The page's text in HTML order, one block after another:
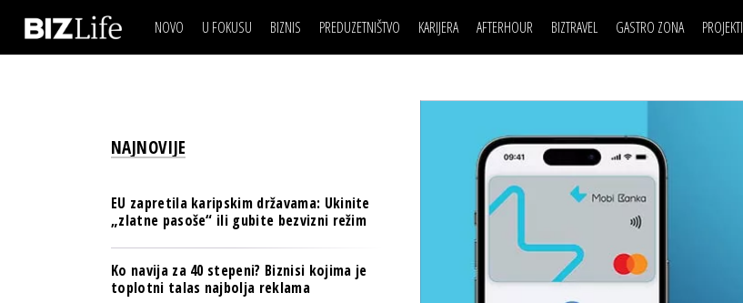
NOVO U FOKUSU BIZNIS
BANKE
OSIGURANJE
TECH I AI
PREDUZETNIŠTVO KARIJERA
MOJ UGAO
USAVRŠAVANJE
KNOW-HOW
AFTERHOUR
AUTO SVET
STIL
WELLBEING
BIZTRAVEL GASTRO ZONA PROJEKTI
30 ISPOD 30
BACK TO OFFICE/SCHOOL
BMW BIZNIS LIGA
IZJAVA DANABIZNIS SCENA
BREND I KOMUNIKACIJE
OSIGURANJE
TECH I AI
PULS REGIONA
POSAO
MOJ UGAO
KNOW-HOW
FILM I SCENA
AUTO SVET
WELLBEING
NAJKOLEGA
30 ISPOD 30
BIZBENDOVI
BIZKOLEGIJUM
BMW BIZNIS LIGA
BIZLIFE WEEK
NAJNOVIJE
EU zapretila karipskim državama: Ukinite
„zlatne pasoše“ ili gubite bezvizni režim
Ko navija za 40 stepeni? Biznisi kojima je
toplotni talas najbolja reklama